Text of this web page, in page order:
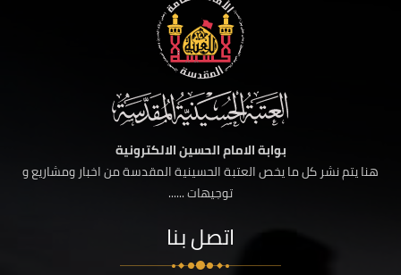
بوابة الامام الحسين الالكترونية
هنا يتم نشر كل ما يخص العتبة الحسينية المقدسة من اخبار ومشاريع و
توجيهات ......
اتصل بنا